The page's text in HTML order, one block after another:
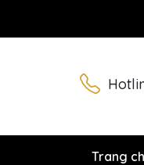
Trang